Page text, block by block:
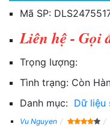
Mã SP:
Liên hệ - Gọi
Trọng lượng:
Tình trạng: Còn
Danh mục: Dữ liệu
Vu Nguyen